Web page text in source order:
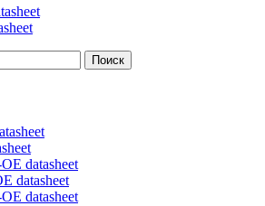
datasheet
datasheet
datasheet